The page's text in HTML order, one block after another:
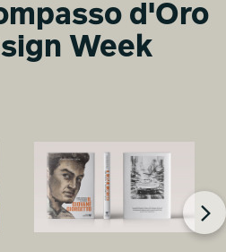
d'Oro
Week